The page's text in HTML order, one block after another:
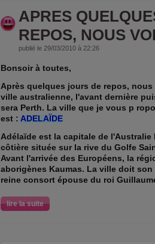
APRES
REPOS, NOUS
publié le 29/03/2010 à 22:26
Bonsoir à toutes,
Après quelques jours de repos,
ville australienne, l'avant dernière
sera Perth. La ville que je vous p
est : ADELAÏDE
Adélaïde est la capitale de
côtière située sur la rive du Golfe
Avant l'arrivée des Européens, la
aborigènes Kaumas. La ville doit son
reine consort épouse du roi
lire la suite